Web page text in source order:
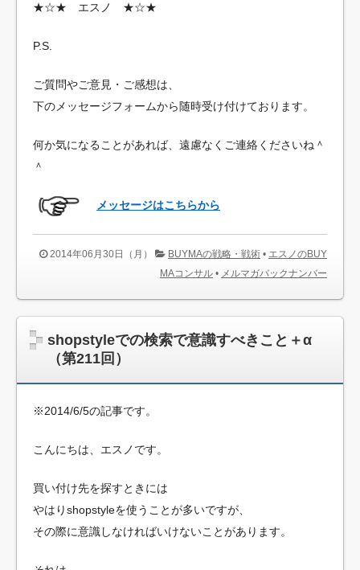
★☆★ エスノ ★☆★
P.S.
ご質問やご意見・ご感想は、
下のメッセージフォームから随時受け付けております。
何か気になることがあれば、遠慮なくご連絡くださいね＾
＾
メッセージはこちらから
2014年06月30日（月） BUYMAの戦略・戦術 • エスノのBUY
MAコンサル • メルマガバックナンバー
shopstyleでの検索で意識すべきこと＋α
（第211回）
※2014/6/5の記事です。
こんにちは、エスノです。
買い付け先を探すときには
やはりshopstyleを使うことが多いですが、
その際に意識しなければいけないことがあります。